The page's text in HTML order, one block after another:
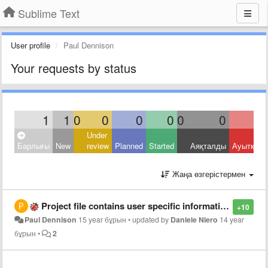
Sublime Text
User profile Paul Dennison
Your requests by status
1 1 0 0 0 0 0 0
Барлығы New
Under
review Planned Started Аяқталды
Жаңа өзгерістермен
+10
Project file contains user specific information
Paul Dennison 15 year бұрын •updated by Daniele Niero 14 year
бұрын • 2